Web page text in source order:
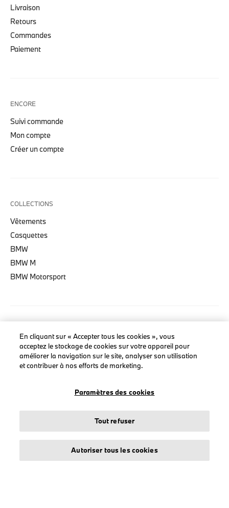
Livraison
Retours
Commandes
Paiement
ENCORE
Suivi commande
Mon compte
Créer un compte
COLLECTIONS
Vêtements
Casquettes
BMW
BMW M
BMW Motorsport
À propos de stichd
Crédits et mentions légales
Mentions légales
Protection des données
En cliquant sur « Accepter tous les cookies », vous
acceptez le stockage de cookies sur votre appareil pour
améliorer la navigation sur le site, analyser son utilisation
et contribuer à nos efforts de marketing.
Paramètres des cookies
Tout refuser
Autoriser tous les cookies